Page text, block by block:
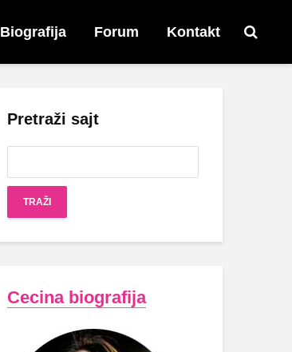
Biografija Forum Kontakt
Pretraži sajt
Cecina biografija